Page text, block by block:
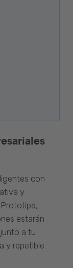
con
y
estarán
a tu
y repetible.